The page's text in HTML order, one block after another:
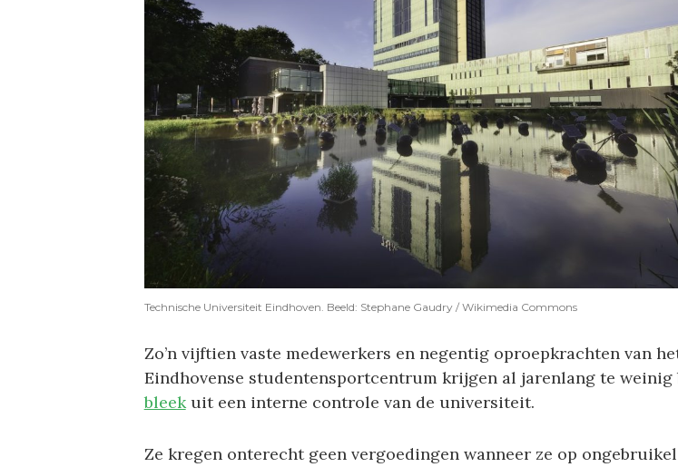
Technische Universiteit Eindhoven. Beeld: Stephane Gaudry / Wikimedia Commons
Zo’n vijftien vaste medewerkers en negentig oproepkrachten van
Eindhovense studentensportcentrum krijgen al jarenlang te weinig
bleekuit een interne controle van de universiteit.
Ze kregen onterecht geen vergoedingen wanneer ze op